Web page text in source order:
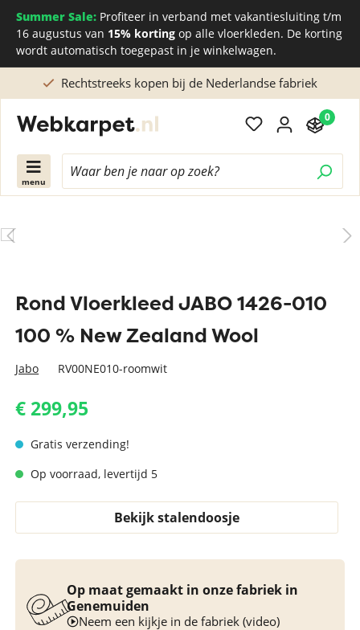
Summer Sale: Profiteer in verband met vakantiesluiting t/m
16 augustus van 15% korting op alle vloerkleden. De korting
wordt automatisch toegepast in je winkelwagen.
Rechtstreeks kopen bij de Nederlandse fabriek
menu
0
Rond Vloerkleed JABO 1426-010
100 % New Zealand Wool
Jabo RV00NE010-roomwit
€ 299,95
Gratis verzending!
Op voorraad, levertijd 5
Bekijk stalendoosje
Op maat gemaakt in onze fabriek in
Genemuiden
Neem een kijkje in de fabriek (video)